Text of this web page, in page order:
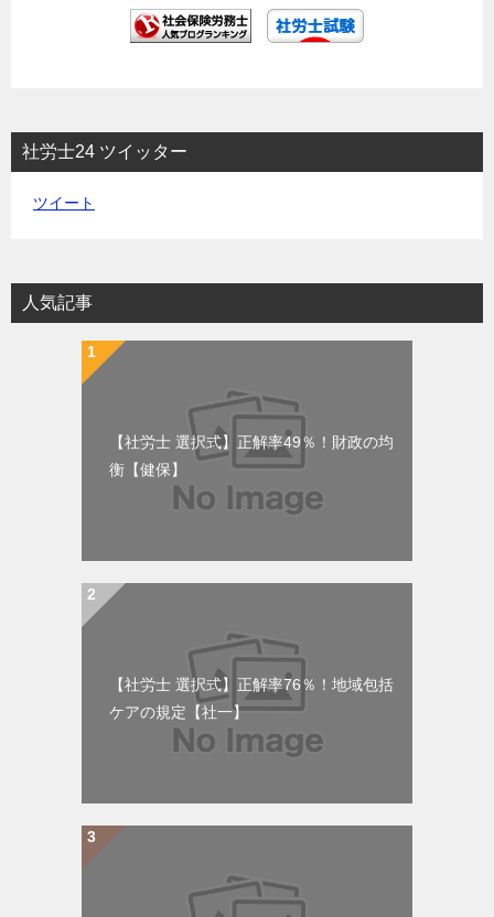
社労士24 ツイッター
ツイート
人気記事
【社労士 選択式】正解率49％！財政の均
衡【健保】
【社労士 選択式】正解率76％！地域包括
ケアの規定【社一】